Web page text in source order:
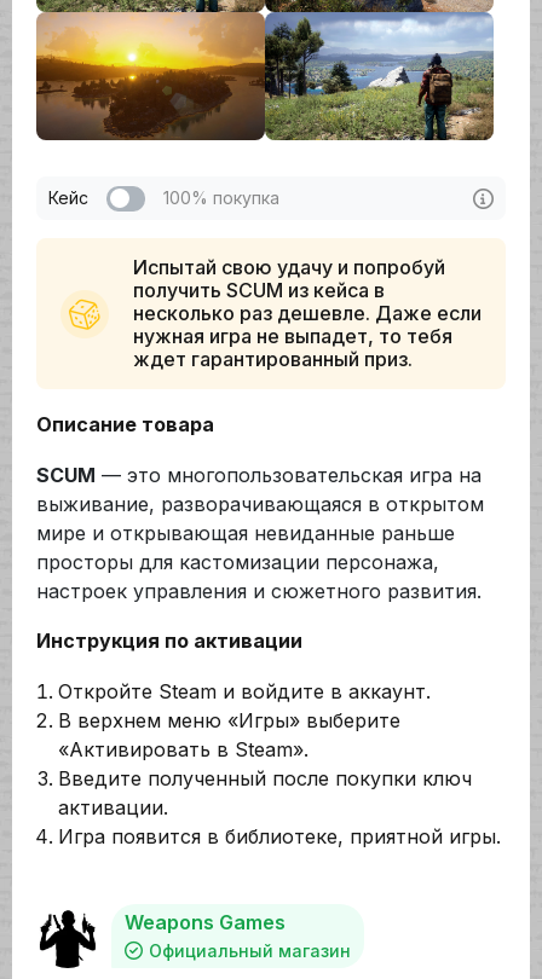
Кейс 100% покупка
Испытай свою удачу и попробуй
получить SCUM из кейса в
несколько раз дешевле. Даже если
нужная игра не выпадет, то тебя
ждет гарантированный приз.
Описание товара
SCUM — это многопользовательская игра на
выживание, разворачивающаяся в открытом
мире и открывающая невиданные раньше
просторы для кастомизации персонажа,
настроек управления и сюжетного развития.
Инструкция по активации
Откройте Steam и войдите в аккаунт.
В верхнем меню «Игры» выберите
«Активировать в Steam».
Введите полученный после покупки ключ
активации.
Игра появится в библиотеке, приятной игры.
Weapons Games
Официальный магазин